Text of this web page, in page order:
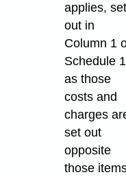
applies, set
out in
Column 1
Schedule 1
as those
costs and
charges
set out
opposite
those